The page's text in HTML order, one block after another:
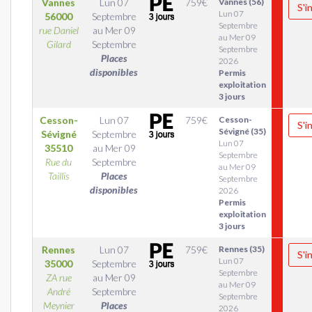
Vannes
56000
rue Daniel
Gilard
Lun 07
Septembre
au Mer 09
Septembre
Places
disponibles
759€
Lun 07
Septembre
au Mer 09
Septembre
2026
Permis
exploitation
3 jours
Cesson-
Sévigné
35510
Rue du
Taillis
Lun 07
Septembre
au Mer 09
Septembre
Places
disponibles
759€
Cesson-
Sévigné (35)
Lun 07
Septembre
au Mer 09
Septembre
2026
Permis
exploitation
3 jours
Rennes
35000
ZA rue
André
Meynier
Lun 07
Septembre
au Mer 09
Septembre
Places
759€
Rennes (35)
Lun 07
Septembre
au Mer 09
Septembre
2026